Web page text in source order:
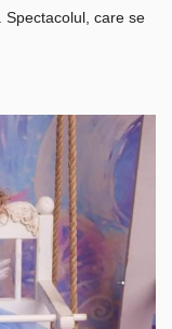
care se